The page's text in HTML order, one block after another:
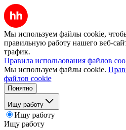
Мы используем файлы cookie,
правильную работу нашего веб-
трафик.
Правила использования файлов
Мы используем файлы cookie.
файлов cookie
Понятно
Ищу работу
Ищу работу
Ищу работу